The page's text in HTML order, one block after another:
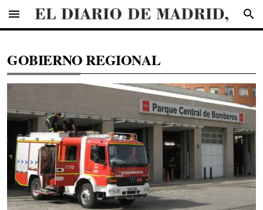
menu search
GOBIERNO REGIONAL